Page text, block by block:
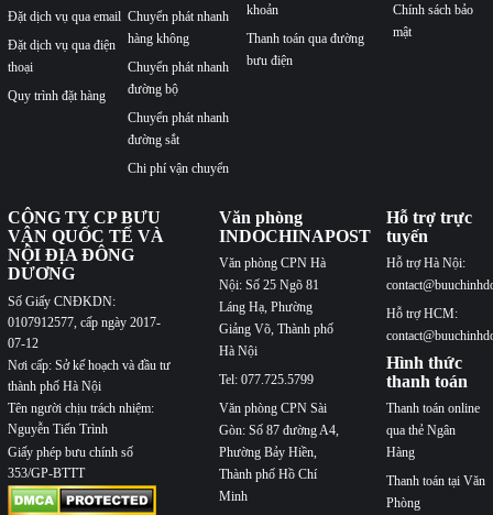
Đặt dịch vụ qua email
Đặt dịch vụ qua điện
thoại
Quy trình đặt hàng
Chuyển phát nhanh
hàng không
Chuyển phát nhanh
đường bộ
Chuyển phát nhanh
đường sắt
Chi phí vận chuyển
khoản
Thanh toán qua đường
bưu điện
Chính sách bảo
mật
CÔNG TY CP BƯU
VẬN QUỐC TẾ VÀ
NỘI ĐỊA ĐÔNG
DƯƠNG
Số Giấy CNĐKDN:
0107912577, cấp ngày 2017-
07-12
Nơi cấp: Sở kế hoạch và đầu tư
thành phố Hà Nội
Tên người chịu trách nhiệm:
Nguyễn Tiến Trình
Giấy phép bưu chính số
353/GP-BTTT
Văn phòng
INDOCHINAPOST
Văn phòng CPN Hà
Nội: Số 25 Ngõ 81
Láng Hạ, Phường
Giảng Võ, Thành phố
Hà Nội
Tel: 077.725.5799
Văn phòng CPN Sài
Gòn: Số 87 đường A4,
Phường Bảy Hiền,
Thành phố Hồ Chí
Minh
Hỗ trợ trực
tuyến
Hỗ trợ Hà Nội:
Hỗ trợ HCM:
Hình thức
thanh toán
Thanh toán online
qua thẻ Ngân
Hàng
Thanh toán tại Văn
Phòng